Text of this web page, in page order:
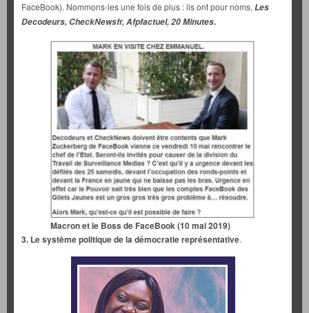
FaceBook). Nommons-les une fois de plus : ils ont pour noms, Les
Decodeurs, CheckNewsfr, Afpfactuel, 20 Minutes.
Macron et le Boss de FaceBook (10 mai 2019)
3. Le système politique de la démocratie représentative.